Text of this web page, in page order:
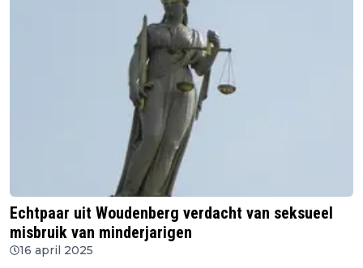
Echtpaar uit Woudenberg verdacht van seksueel
misbruik van minderjarigen
16 april 2025